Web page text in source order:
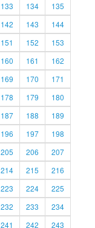
133 134
135
142 143
144
151 152
153
160 161
162
169 170
171
178 179
180
187 188
189
196 197
198
205 206
207
214 215
216
223 224
225
232 233
234
241 242
243